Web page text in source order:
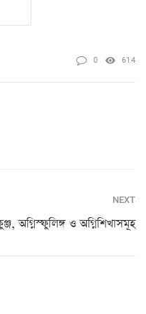
0 614
NEXT
অগ্নিস্ফুলিঙ্গ ও অগ্নিশিখাসমূহ